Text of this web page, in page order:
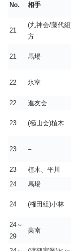
No. 相手
21
(丸神会/藤代
方
21 馬場
22 氷室
22
進友会
23 (極山会)植木
23 –
23
植木、平川
24
馬場
24 (権田組)小林
24～
29
美南